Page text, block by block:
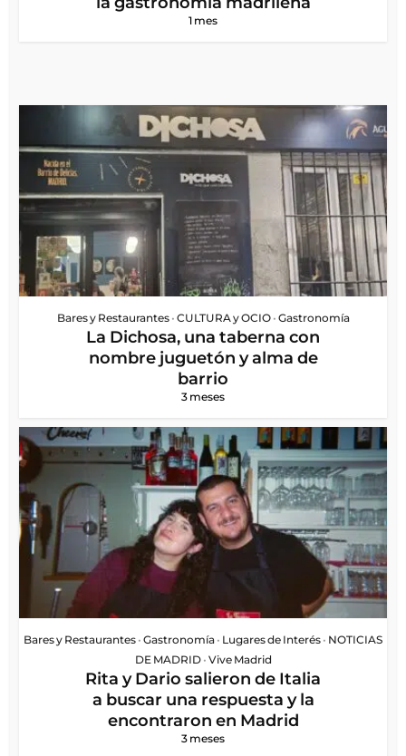
1 mes
Bares y Restaurantes • CULTURA y OCIO • Gastronomía
La Dichosa, una taberna con
nombre juguetón y alma de
barrio
3 meses
Bares y Restaurantes • Gastronomía • Lugares de Interés • NOTICIAS
DE MADRID • Vive Madrid
Rita y Dario salieron de Italia
a buscar una respuesta y la
encontraron en Madrid
3 meses